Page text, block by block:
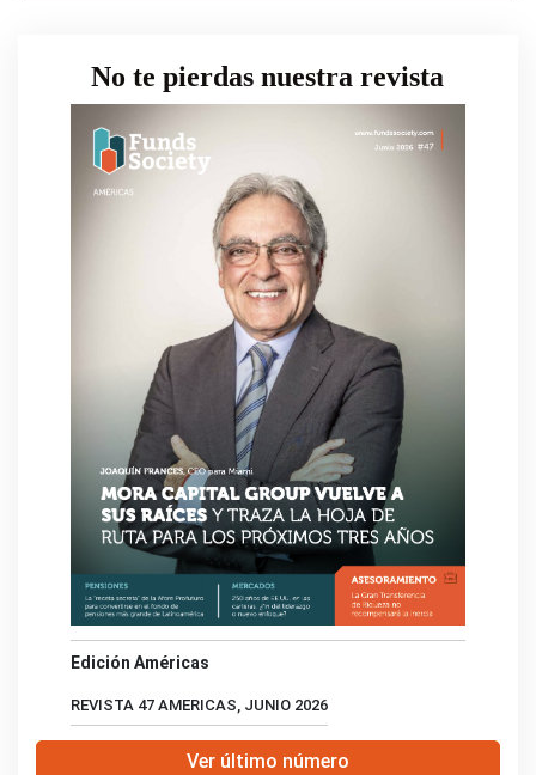
No te pierdas nuestra revista
Edición Américas
REVISTA 47 AMERICAS, JUNIO 2026
Ver último número